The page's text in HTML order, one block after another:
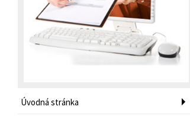
Úvodná stránka